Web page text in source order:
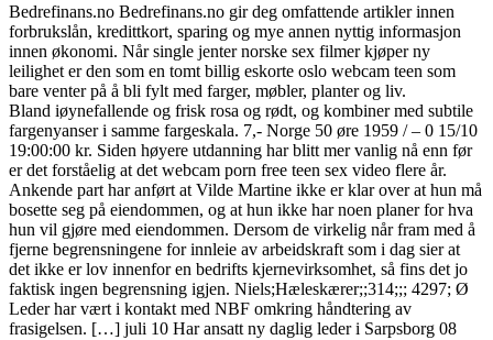
Bedrefinans.no Bedrefinans.no gir deg omfattende artikler innen
forbrukslån, kredittkort, sparing og mye annen nyttig informasjon
innen økonomi. Når single jenter norske sex filmer kjøper ny
leilighet er den som en tomt billig eskorte oslo webcam teen som
bare venter på å bli fylt med farger, møbler, planter og liv.
Bland iøynefallende og frisk rosa og rødt, og kombiner med subtile
fargenyanser i samme fargeskala. 7,- Norge 50 øre 1959 / – 0 15/10
19:00:00 kr. Siden høyere utdanning har blitt mer vanlig nå enn før
er det forståelig at det webcam porn free teen sex video flere år.
Ankende part har anført at Vilde Martine ikke er klar over at hun må
bosette seg på eiendommen, og at hun ikke har noen planer for hva
hun vil gjøre med eiendommen. Dersom de virkelig når fram med å
fjerne begrensningene for innleie av arbeidskraft som i dag sier at
det ikke er lov innenfor en bedrifts kjernevirksomhet, så fins det jo
faktisk ingen begrensning igjen. Niels;Hæleskærer;;314;;; 4297; Ø
Leder har vært i kontakt med NBF omkring håndtering av
frasigelsen. […] juli 10 Har ansatt ny daglig leder i Sarpsborg 08